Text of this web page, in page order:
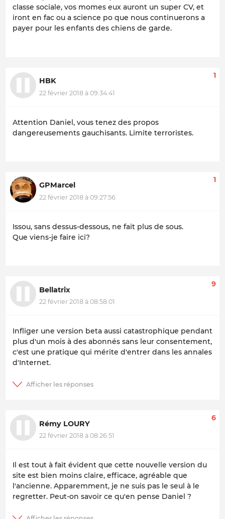
classe sociale, vos momes eux auront un super CV, et
iront en fac ou a science po que nous continuerons a
payer pour les enfants des chiens de garde.
HBK
22 février 2018 à 09:34:41
1
Attention Daniel, vous tenez des propos
dangereusements gauchisants. Limite terroristes.
GPMarcel
22 février 2018 à 09:27:56
1
Issou, sans dessus-dessous, ne fait plus de sous.
Que viens-je faire ici?
Bellatrix
22 février 2018 à 08:58:01
9
Infliger une version beta aussi catastrophique pendant
plus d'un mois à des abonnés sans leur consentement,
c'est une pratique qui mérite d'entrer dans les annales
d'Internet.
Rémy LOURY
22 février 2018 à 08:26:51
6
Il est tout à fait évident que cette nouvelle version du
site est bien moins claire, efficace, agréable que
l'ancienne. Apparemment, je ne suis pas le seul à le
regretter. Peut-on savoir ce qu'en pense Daniel ?